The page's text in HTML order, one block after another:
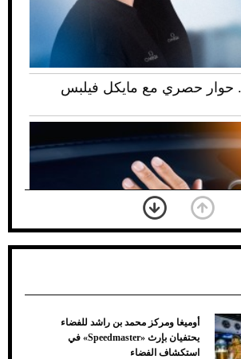
حوار حصري مع مايكل فيلبس
السيارة عند الوقوف.. أشهر
أوميغا ومركز محمد بن راشد للفضاء
يحتفيان بإرث «Speedmaster» في
استكشاف الفضاء